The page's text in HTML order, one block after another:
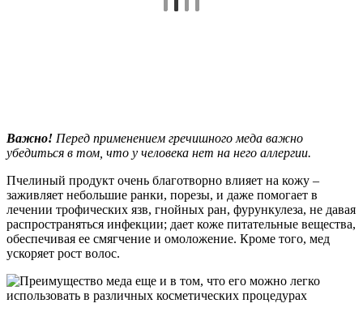
Важно! Перед применением гречишного меда важно
убедиться в том, что у человека нет на него аллергии.
Пчелиный продукт очень благотворно влияет на кожу –
заживляет небольшие ранки, порезы, и даже помогает в
лечении трофических язв, гнойных ран, фурункулеза, не давая
распространяться инфекции; дает коже питательные вещества,
обеспечивая ее смягчение и омоложение. Кроме того, мед
ускоряет рост волос.